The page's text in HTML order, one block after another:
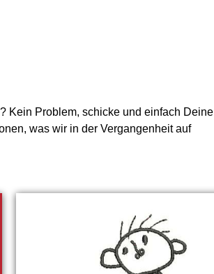
Kein Problem, schicke und einfach Deine
was wir in der Vergangenheit auf